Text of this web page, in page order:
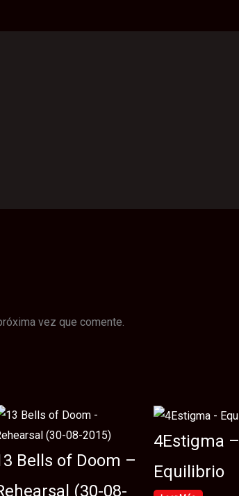
vez que comente.
Bells of Doom –
(30​-​08​-​
4Estigma –
Equilibrio